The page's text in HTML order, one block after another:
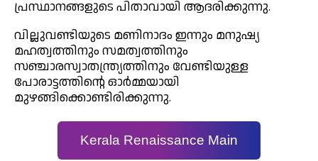
പ്രസ്ഥാനങ്ങളുടെ പിതാവായി ആദരിക്കുന്നു.
വില്ലുവണ്ടിയുടെ മണിനാദം ഇന്നും മനുഷ്യ
മഹത്വത്തിനും സമത്വത്തിനും
സഞ്ചാരസ്വാതന്ത്ര്യത്തിനും വേണ്ടിയുള്ള
പോരാട്ടത്തിന്റെ ഓർമ്മയായി
മുഴങ്ങിക്കൊണ്ടിരിക്കുന്നു.
Kerala Renaissance Main